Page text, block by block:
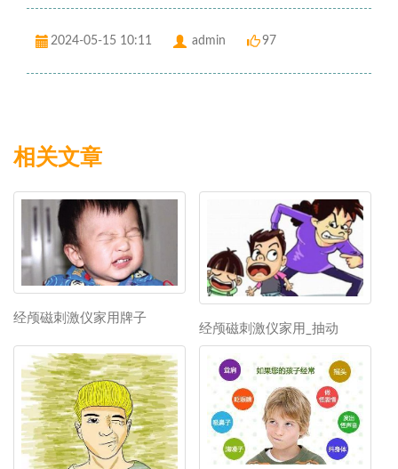
2024-05-15 10:11 admin 97
相关文章
经颅磁刺激仪家用牌子
经颅磁刺激仪家用_抽动